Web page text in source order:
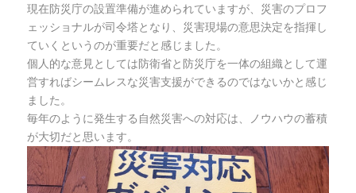
現在防災庁の設置準備が進められていますが、災害のプロフ
ェッショナルが司令塔となり、災害現場の意思決定を指揮し
ていくというのが重要だと感じました。
個人的な意見としては防衛省と防災庁を一体の組織として運
営すればシームレスな災害支援ができるのではないかと感じ
ました。
毎年のように発生する自然災害への対応は、ノウハウの蓄積
が大切だと思います。